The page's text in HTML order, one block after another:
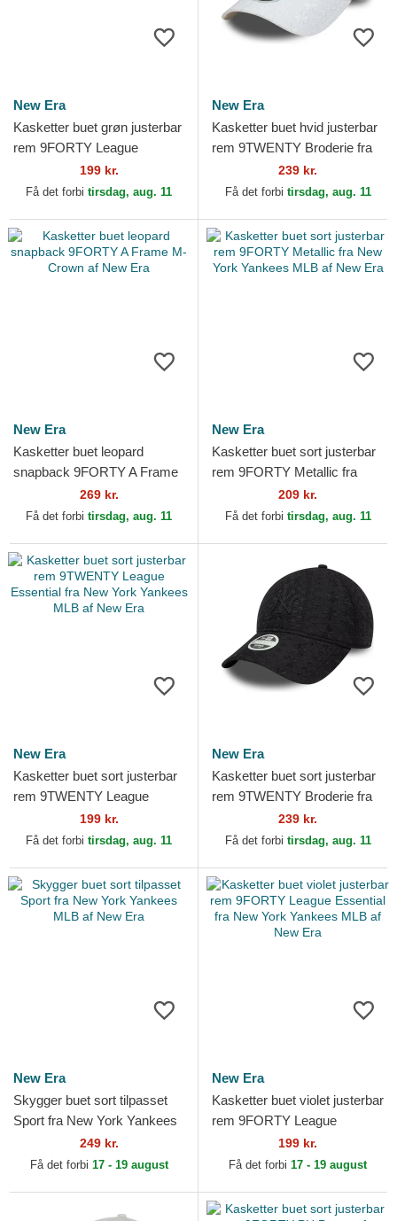
New Era
Kasketter buet grøn justerbar
rem 9FORTY League
Essential fra New York
Yankees MLB af New Era
199 kr.
Få det forbi tirsdag, aug. 11
New Era
Kasketter buet hvid justerbar
rem 9TWENTY Broderie fra
New York Yankees MLB af
New Era
239 kr.
Få det forbi tirsdag, aug. 11
New Era
Kasketter buet leopard
snapback 9FORTY A Frame
M-Crown af New Era
269 kr.
Få det forbi tirsdag, aug. 11
New Era
Kasketter buet sort justerbar
rem 9FORTY Metallic fra
New York Yankees MLB af
New Era
209 kr.
Få det forbi tirsdag, aug. 11
New Era
Kasketter buet sort justerbar
rem 9TWENTY League
Essential fra New York
Yankees MLB af New Era
199 kr.
Få det forbi tirsdag, aug. 11
New Era
Kasketter buet sort justerbar
rem 9TWENTY Broderie fra
New York Yankees MLB af
New Era
239 kr.
Få det forbi tirsdag, aug. 11
New Era
Skygger buet sort tilpasset
Sport fra New York Yankees
MLB af New Era
249 kr.
Få det forbi 17 - 19 august
New Era
Kasketter buet violet justerbar
rem 9FORTY League
Essential fra New York
Yankees MLB af New Era
199 kr.
Få det forbi 17 - 19 august